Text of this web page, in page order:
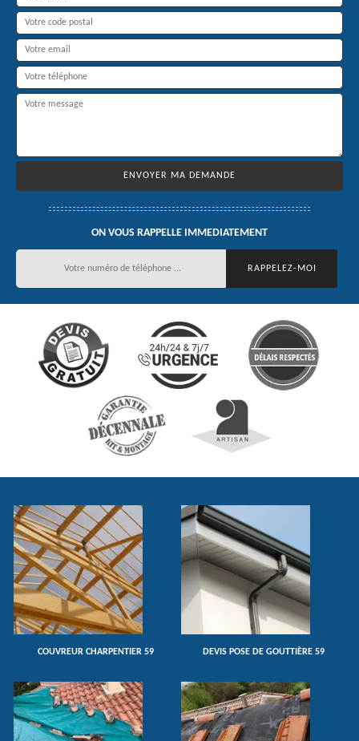
ON VOUS RAPPELLE IMMEDIATEMENT
COUVREUR CHARPENTIER 59 DEVIS POSE DE GOUTTIÈRE 59